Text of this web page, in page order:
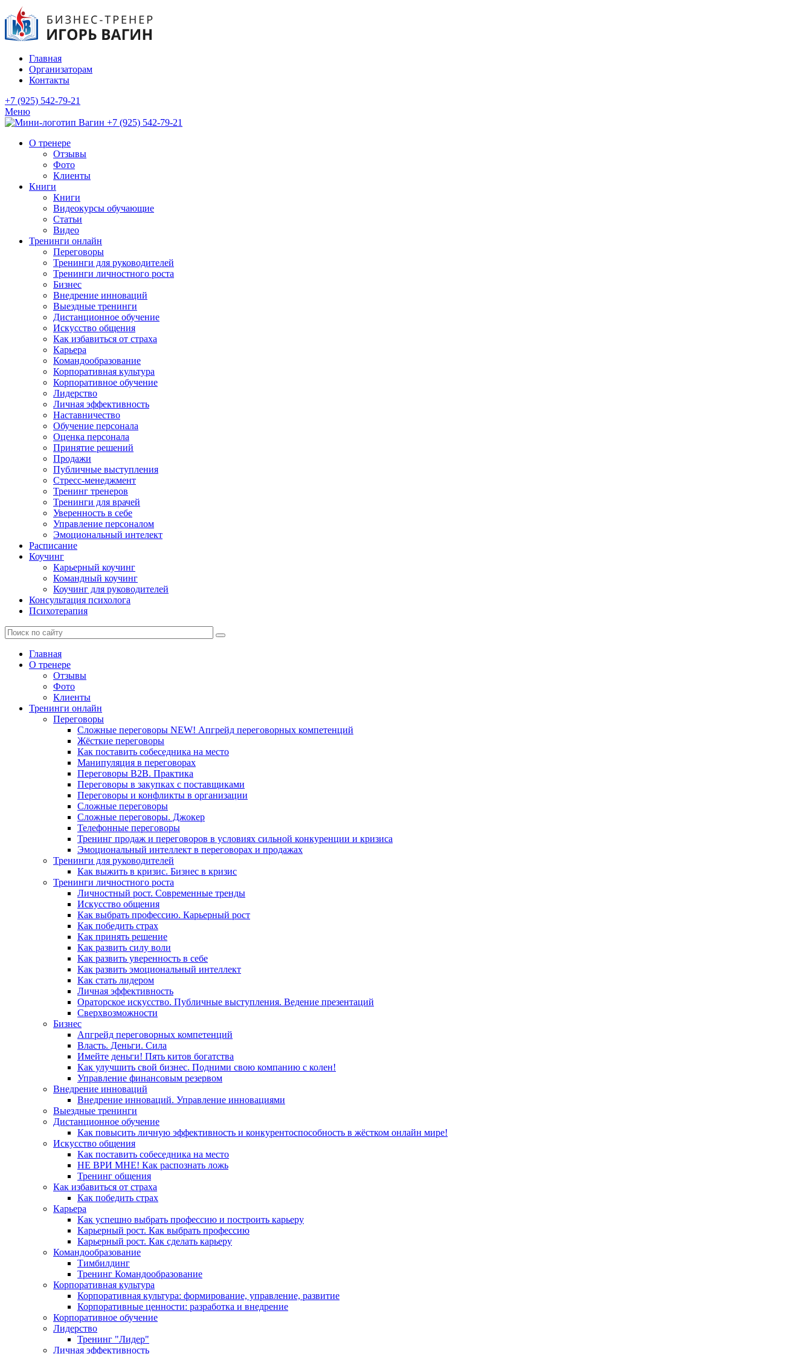
Главная
Организаторам
Контакты
+7 (925) 542-79-21
Меню
+7 (925) 542-79-21
О тренере
Отзывы
Фото
Клиенты
Книги
Книги
Видеокурсы обучающие
Статьи
Видео
Тренинги онлайн
Переговоры
Тренинги для руководителей
Тренинги личностного роста
Бизнес
Внедрение инноваций
Выездные тренинги
Дистанционное обучение
Искусство общения
Как избавиться от страха
Карьера
Командообразование
Корпоративная культура
Корпоративное обучение
Лидерство
Личная эффективность
Наставничество
Обучение персонала
Оценка персонала
Принятие решений
Продажи
Публичные выступления
Стресс-менеджмент
Тренинг тренеров
Тренинги для врачей
Уверенность в себе
Управление персоналом
Эмоциональный интелект
Расписание
Коучинг
Карьерный коучинг
Командный коучинг
Коучинг для руководителей
Консультация психолога
Психотерапия
Главная
О тренере
Отзывы
Фото
Клиенты
Тренинги онлайн
Переговоры
Сложные переговоры NEW! Апгрейд переговорных компетенций
Жёсткие переговоры
Как поставить собеседника на место
Манипуляция в переговорах
Переговоры B2B. Практика
Переговоры в закупках с поставщиками
Переговоры и конфликты в организации
Сложные переговоры
Сложные переговоры. Джокер
Телефонные переговоры
Тренинг продаж и переговоров в условиях сильной конкуренции и кризиса
Эмоциональный интеллект в переговорах и продажах
Тренинги для руководителей
Как выжить в кризис. Бизнес в кризис
Тренинги личностного роста
Личностный рост. Современные тренды
Искусство общения
Как выбрать профессию. Карьерный рост
Как победить страх
Как принять решение
Как развить силу воли
Как развить уверенность в себе
Как развить эмоциональный интеллект
Как стать лидером
Личная эффективность
Ораторское искусство. Публичные выступления. Ведение презентаций
Сверхвозможности
Бизнес
Апгрейд переговорных компетенций
Власть. Деньги. Сила
Имейте деньги! Пять китов богатства
Как улучшить свой бизнес. Подними свою компанию с колен!
Управление финансовым резервом
Внедрение инноваций
Внедрение инноваций. Управление инновациями
Выездные тренинги
Дистанционное обучение
Как повысить личную эффективность и конкурентоспособность в жёстком онлайн мире!
Искусство общения
Как поставить собеседника на место
НЕ ВРИ МНЕ! Как распознать ложь
Тренинг общения
Как избавиться от страха
Как победить страх
Карьера
Как успешно выбрать профессию и построить карьеру
Карьерный рост. Как выбрать профессию
Карьерный рост. Как сделать карьеру
Командообразование
Тимбилдинг
Тренинг Командообразование
Корпоративная культура
Корпоративная культура: формирование, управление, развитие
Корпоративные ценности: разработка и внедрение
Корпоративное обучение
Лидерство
Тренинг "Лидер"
Личная эффективность